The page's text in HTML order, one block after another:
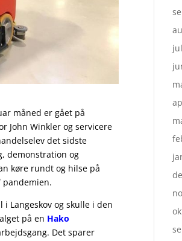
måned er gået på
John Winkler og servicere
det sidste
demonstration og
køre rundt og hilse på
pandemien.
Langeskov og skulle i den
på en Hako
Det sparer